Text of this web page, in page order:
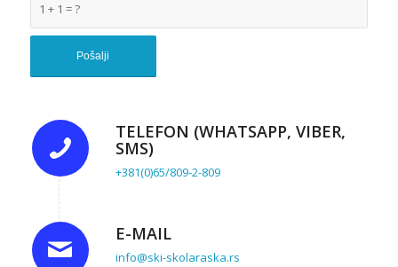
1 + 1 = ?
TELEFON (WHATSAPP, VIBER,
SMS)
+381(0)65/809-2-809
E-MAIL
info@ski-skolaraska.rs